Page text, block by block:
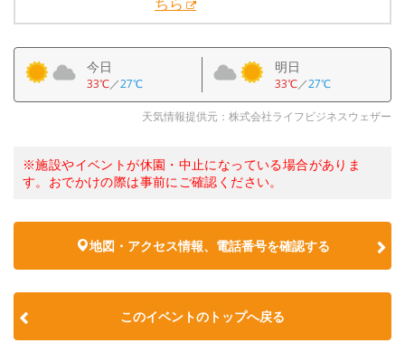
今日
33℃／27℃
明日
33℃／27℃
天気情報提供元：株式会社ライフビジネスウェザー
※施設やイベントが休園・中止になっている場合がありま
す。おでかけの際は事前にご確認ください。
地図・アクセス情報、電話番号を確認する
このイベントのトップへ戻る